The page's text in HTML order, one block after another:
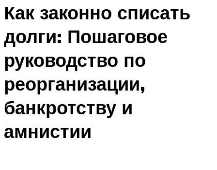
Как законно списать
долги: Пошаговое
руководство по
реорганизации,
банкротству и
амнистии